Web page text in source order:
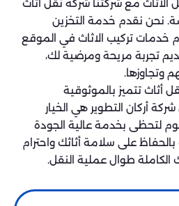
مع شركتنا شركة نقل اثاث
نحن نقدم خدمة التخزين
خدمات تركيب الاثاث في الموقع
تجربة مريحة ومرضية لك،
وتجاوزها.
أثاث تتميز بالموثوقية
أركان التطوير هي الخيار
لتحظى بخدمة عالية الجودة
على سلامة أثاثك واحترام
طوال عملية النقل.